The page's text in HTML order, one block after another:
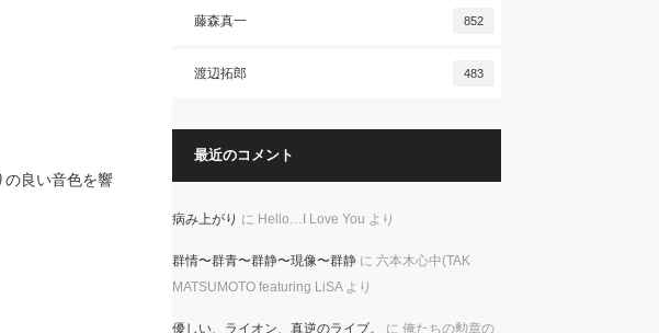
良い音色を響
藤森真一 852
渡辺拓郎 483
最近のコメント
病み上がり に Hello…I Love You より
群情〜群青〜群静〜現像〜群静に 六本木心中(TAK
MATSUMOTO featuring LiSAより
優しい、ライオン、真逆のライブ。 に 俺たちの勲章の